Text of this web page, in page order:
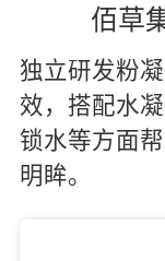
佰草
独立研发粉
效，搭配水
锁水等方面
明眸。